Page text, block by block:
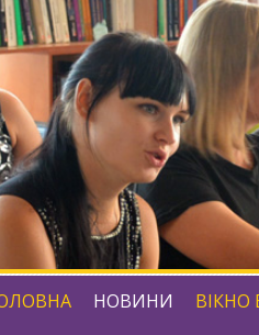
іноземними мовами є
НОВИНИ ВІКНО